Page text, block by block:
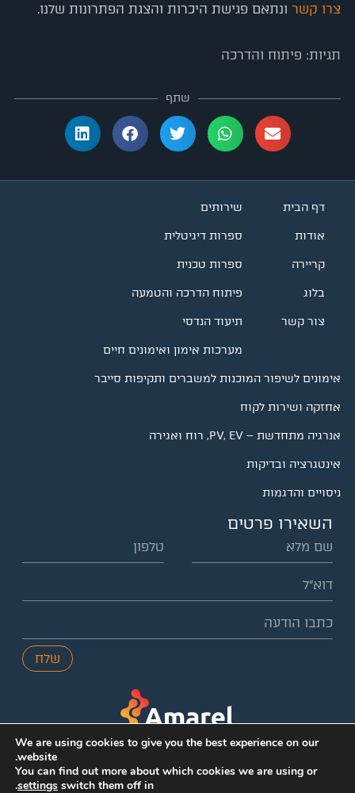
צרו קשרונתאם פגישת היכרות והצגת הפתרונות שלנו.
תגיות: פיתוח והדרכה
שתף
דף הבית
אודות
קריירה
בלוג
צור קשר
שירותים
ספרות דיגיטלית
ספרות טכנית
פיתוח הדרכה והטמעה
תיעוד הנדסי
מערכות אימון ואימונים חיים
אימונים לשיפור המוכנות למשברים ותקיפות סייבר
אחזקה ושירות לקוח
אנרגיה מתחדשת – PV, EV, רוח ואגירה
אינטגרציה ובדיקות
ניסויים והדגמות
השאירו פרטים
שלח
We are using cookies to give you the best experience on our
website.
You can find out more about which cookies we are using or
switch them off in
settings
.